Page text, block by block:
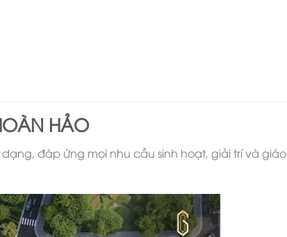
HẢO
đáp ứng mọi nhu cầu sinh hoạt, giải trí và giáo